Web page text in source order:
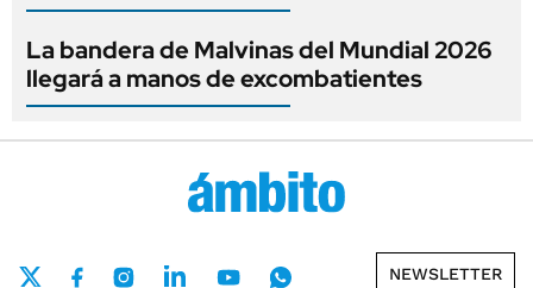
La bandera de Malvinas del Mundial 2026
llegará a manos de excombatientes
NEWSLETTER